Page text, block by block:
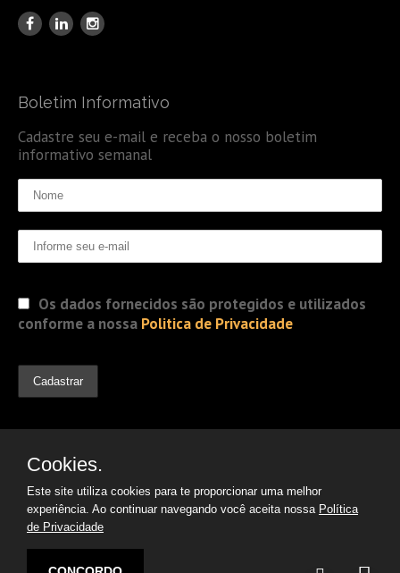
Boletim Informativo
Cadastre seu e-mail e receba o nosso boletim
informativo semanal
Os dados fornecidos são protegidos e utilizados
conforme a nossa Politica de Privacidade
© 2019 Jorge Gomes
Advogados. Direitos Reservados
Cookies.
Este site utiliza cookies para te proporcionar uma melhor
experiência. Ao continuar navegando você aceita nossa Política
de Privacidade